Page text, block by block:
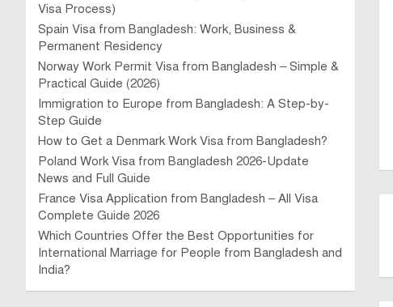
Visa Process)
Spain Visa from Bangladesh: Work, Business &
Permanent Residency
Norway Work Permit Visa from Bangladesh – Simple &
Practical Guide (2026)
Immigration to Europe from Bangladesh: A Step-by-
Step Guide
How to Get a Denmark Work Visa from Bangladesh?
Poland Work Visa from Bangladesh 2026-Update
News and Full Guide
France Visa Application from Bangladesh – All Visa
Complete Guide 2026
Which Countries Offer the Best Opportunities for
International Marriage for People from Bangladesh and
India?